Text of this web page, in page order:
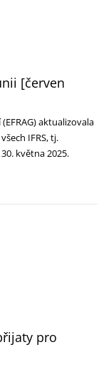
[červen
aktualizovala
IFRS, tj.
května 2025.
pro